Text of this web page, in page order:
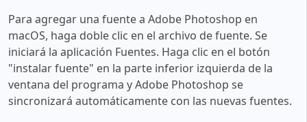
Para agregar una fuente a Adobe Photoshop en
macOS, haga doble clic en el archivo de fuente. Se
iniciará la aplicación Fuentes. Haga clic en el botón
"instalar fuente" en la parte inferior izquierda de la
ventana del programa y Adobe Photoshop se
sincronizará automáticamente con las nuevas fuentes.